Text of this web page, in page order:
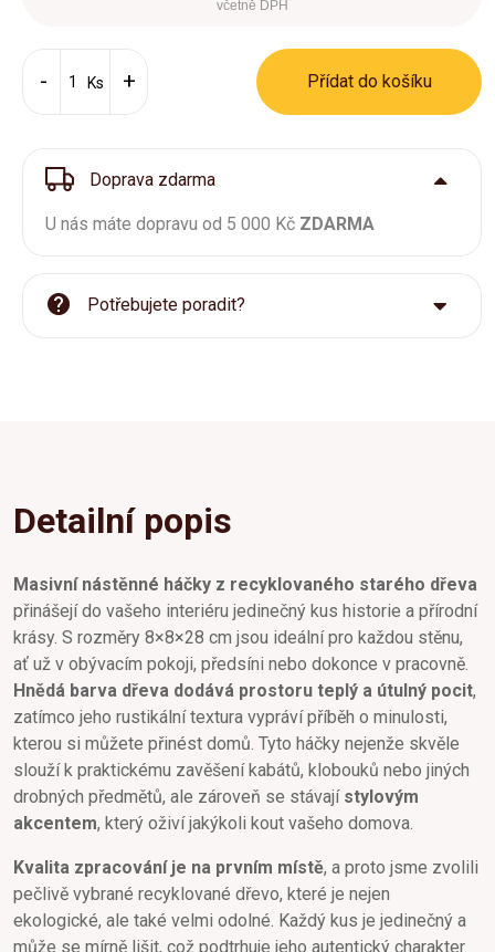
včetně DPH
Ks Přídat do košíku
Doprava zdarma
U nás máte dopravu od 5 000 Kč ZDARMA
Potřebujete poradit?
Detailní popis
Masivní nástěnné háčky z recyklovaného starého dřeva
přinášejí do vašeho interiéru jedinečný kus historie a přírodní
krásy. S rozměry 8×8×28 cm jsou ideální pro každou stěnu,
ať už v obývacím pokoji, předsíni nebo dokonce v pracovně.
Hnědá barva dřeva dodává prostoru teplý a útulný pocit,
zatímco jeho rustikální textura vypráví příběh o minulosti,
kterou si můžete přinést domů. Tyto háčky nejenže skvěle
slouží k praktickému zavěšení kabátů, klobouků nebo jiných
drobných předmětů, ale zároveň se stávají stylovým
akcentem, který oživí jakýkoli kout vašeho domova.
Kvalita zpracování je na prvním místě, a proto jsme zvolili
pečlivě vybrané recyklované dřevo, které je nejen
ekologické, ale také velmi odolné. Každý kus je jedinečný a
může se mírně lišit, což podtrhuje jeho autentický charakter.